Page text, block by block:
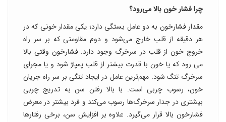
چرا فشار خون بالا می‌رود؟
مقدار فشارخون به دو عامل بستگی دارد؛ یکی مقدار خونی که در
هر دقیقه از قلب خارج می‌شود و دوم مقاومتی که بر سر راه
خروج خون از قلب در سرخرگ وجود دارد. فشارخون وقتی بالا
می رود که یا خون با قدرت بیشتر از قلب پمپاژ شود و یا مجرای
سرخرگ تنگ شود. مهم‌ترین عامل در ایجاد تنگی بر سر راه جریان
خون، رسوب چربی است. با بالا رفتن سن به تدریج چربی
بیشتری در جدار سرخرگ‌ها رسوب می‌کند و فرد بیشتر در معرض
فشارخون بالا قرار می‌گیرد. علاوه بر افزایش سن، برخی رفتارها